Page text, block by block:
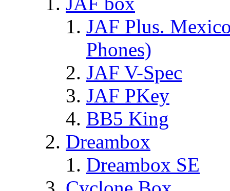
JAF Plus.
Phones)
JAF V-Spec
JAF PKey
BB5 King
Dreambox
Dreambox SE